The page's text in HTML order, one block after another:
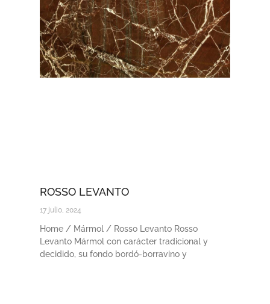
ROSSO LEVANTO
17 julio, 2024
Home / Mármol / Rosso Levanto Rosso
Levanto Mármol con carácter tradicional y
decidido, su fondo bordó-borravino y